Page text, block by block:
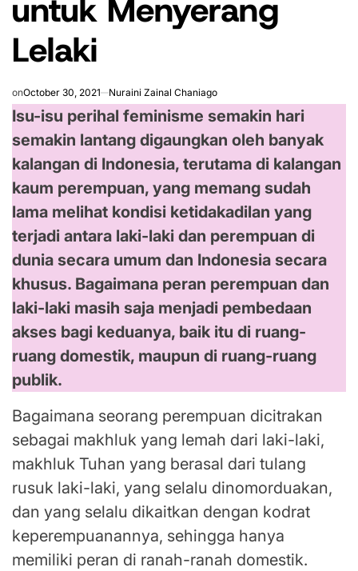
untuk Menyerang
Lelaki
onOctober 30, 2021 Nuraini Zainal Chaniago
Isu-isu perihal feminisme semakin hari
semakin lantang digaungkan oleh banyak
kalangan di Indonesia, terutama di kalangan
kaum perempuan, yang memang sudah
lama melihat kondisi ketidakadilan yang
terjadi antara laki-laki dan perempuan di
dunia secara umum dan Indonesia secara
khusus. Bagaimana peran perempuan dan
laki-laki masih saja menjadi pembedaan
akses bagi keduanya, baik itu di ruang-
ruang domestik, maupun di ruang-ruang
publik.
Bagaimana seorang perempuan dicitrakan
sebagai makhluk yang lemah dari laki-laki,
makhluk Tuhan yang berasal dari tulang
rusuk laki-laki, yang selalu dinomorduakan,
dan yang selalu dikaitkan dengan kodrat
keperempuanannya, sehingga hanya
memiliki peran di ranah-ranah domestik.